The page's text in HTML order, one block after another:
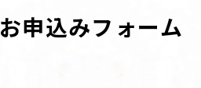
お申込みフォーム